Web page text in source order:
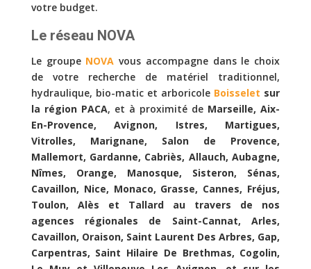
votre budget.
Le réseau NOVA
Le groupe NOVA vous accompagne dans le choix
de votre recherche de matériel traditionnel,
hydraulique, bio-matic et arboricole Boisselet sur
la région PACA, et à proximité de Marseille, Aix-
En-Provence, Avignon, Istres, Martigues,
Vitrolles, Marignane, Salon de Provence,
Mallemort, Gardanne, Cabriès, Allauch, Aubagne,
Nîmes, Orange, Manosque, Sisteron, Sénas,
Cavaillon, Nice, Monaco, Grasse, Cannes, Fréjus,
Toulon, Alès et Tallard au travers de nos
agences régionales de Saint-Cannat, Arles,
Cavaillon, Oraison, Saint Laurent Des Arbres, Gap,
Carpentras, Saint Hilaire De Brethmas, Cogolin,